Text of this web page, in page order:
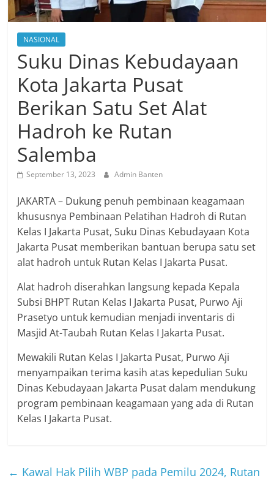
NASIONAL
Suku Dinas Kebudayaan
Kota Jakarta Pusat
Berikan Satu Set Alat
Hadroh ke Rutan
Salemba
September 13, 2023 Admin Banten
JAKARTA – Dukung penuh pembinaan keagamaan
khususnya Pembinaan Pelatihan Hadroh di Rutan
Kelas I Jakarta Pusat, Suku Dinas Kebudayaan Kota
Jakarta Pusat memberikan bantuan berupa satu set
alat hadroh untuk Rutan Kelas I Jakarta Pusat.
Alat hadroh diserahkan langsung kepada Kepala
Subsi BHPT Rutan Kelas I Jakarta Pusat, Purwo Aji
Prasetyo untuk kemudian menjadi inventaris di
Masjid At-Taubah Rutan Kelas I Jakarta Pusat.
Mewakili Rutan Kelas I Jakarta Pusat, Purwo Aji
menyampaikan terima kasih atas kepedulian Suku
Dinas Kebudayaan Jakarta Pusat dalam mendukung
program pembinaan keagamaan yang ada di Rutan
Kelas I Jakarta Pusat.
← Kawal Hak Pilih WBP pada Pemilu 2024, Rutan